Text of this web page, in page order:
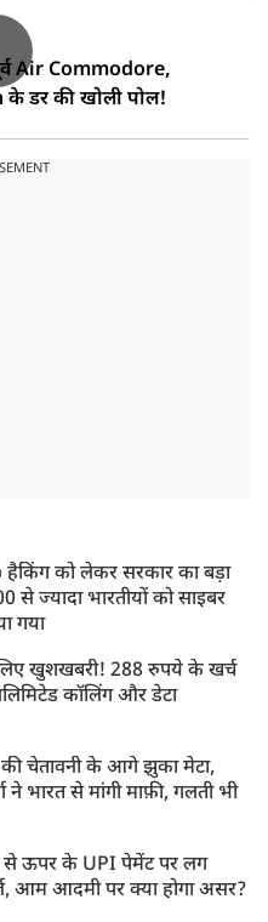
Air Commodore,
डर की खोली पोल!
को लेकर सरकार का बड़ा
से ज्यादा भारतीयों को साइबर
गया
खुशखबरी! 288 रुपये के खर्च
कॉलिंग और डेटा
की चेतावनी के आगे झुका मेटा,
ने भारत से मांगी माफ़ी, गलती भी
ऊपर के UPI पेमेंट पर लग
आम आदमी पर क्या होगा असर?